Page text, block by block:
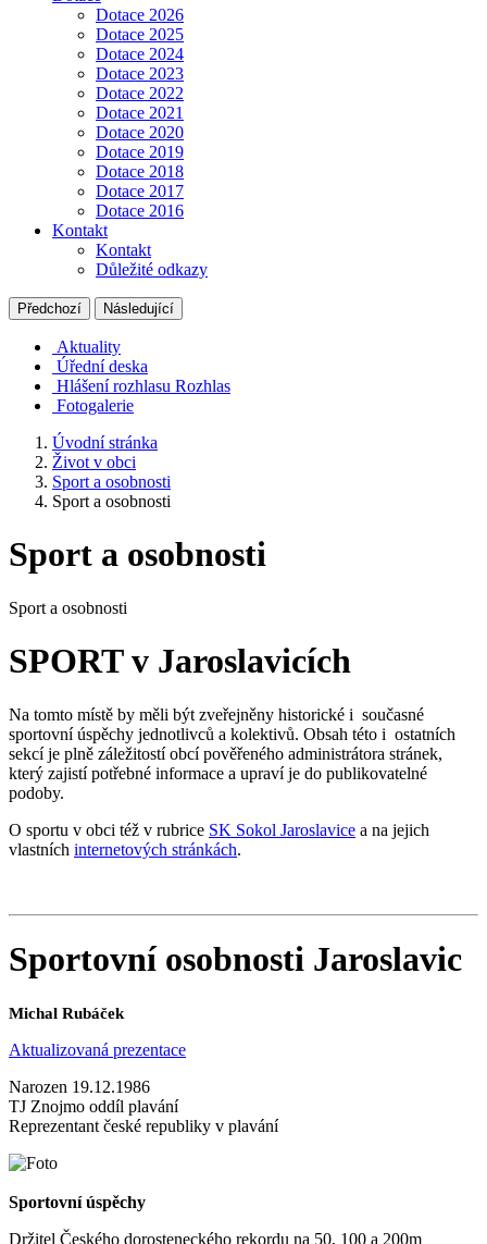
Dotace 2026
Dotace 2025
Dotace 2024
Dotace 2023
Dotace 2022
Dotace 2021
Dotace 2020
Dotace 2019
Dotace 2018
Dotace 2017
Dotace 2016
Kontakt
Kontakt
Důležité odkazy
Předchozí Následující
Aktuality
Úřední deska
Hlášení rozhlasu Rozhlas
Fotogalerie
Úvodní stránka
Život v obci
Sport a osobnosti
Sport a osobnosti
Sport a osobnosti
Sport a osobnosti
SPORT v Jaroslavicích
Na tomto místě by měli být zveřejněny historické i současné
sportovní úspěchy jednotlivců a kolektivů. Obsah této i ostatních
sekcí je plně záležitostí obcí pověřeného administrátora stránek,
který zajistí potřebné informace a upraví je do publikovatelné
podoby.
O sportu v obci též v rubrice SK Sokol Jaroslavice a na jejich
vlastních internetových stránkách.
Sportovní osobnosti Jaroslavic
Michal Rubáček
Aktualizovaná prezentace
Narozen 19.12.1986
TJ Znojmo oddíl plavání
Reprezentant české republiky v plavání
Sportovní úspěchy
Držitel Českého dorosteneckého rekordu na 50, 100 a 200m